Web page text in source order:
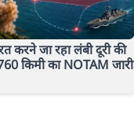
करने जा रहा लंबी दूरी की
किमी का NOTAM जारी